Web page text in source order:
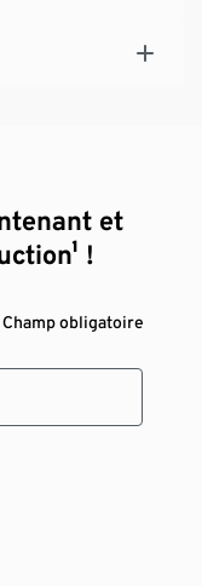
et
!
Champ obligatoire